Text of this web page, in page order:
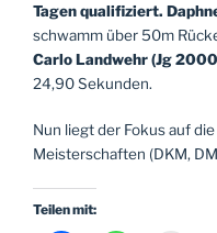
Tagen qualifiziert.
schwamm über 50m
Carlo Landwehr (Jg
24,90 Sekunden.
Nun liegt der Fokus auf
Meisterschaften (DKM,
Teilen mit: